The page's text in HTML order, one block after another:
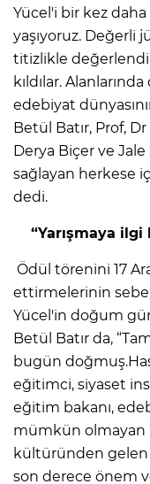
Yücel'i bir kez
yaşıyoruz. Değerli
titizlikle
kıldılar.
edebiyat
Betül Batır, Prof,
Derya Biçer ve
sağlayan herkese
dedi.
“Yarışmaya ilgi
Ödül törenini 17
ettirmelerinin
Yücel'in doğum
Betül Batır da,
bugün
eğitimci, siyaset
eğitim bakanı,
mümkün olmayan
kültüründen gelen
son derece önem